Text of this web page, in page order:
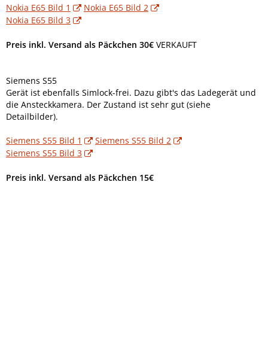
Nokia E65 Bild 1
Nokia E65 Bild 2
Nokia E65 Bild 3
Preis inkl. Versand als Päckchen 30€ VERKAUFT
Siemens S55
Gerät ist ebenfalls Simlock-frei. Dazu gibt's das Ladegerät und
die Ansteckkamera. Der Zustand ist sehr gut (siehe
Detailbilder).
Siemens S55 Bild 1
Siemens S55 Bild 2
Siemens S55 Bild 3
Preis inkl. Versand als Päckchen 15€